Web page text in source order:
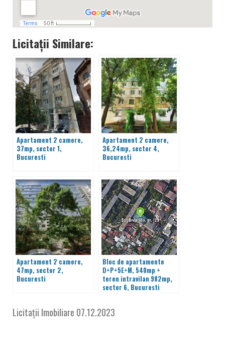
Licitații Similare:
Apartament 2 camere,
37mp, sector 1,
Bucuresti
Apartament 2 camere,
36,24mp, sector 4,
Bucuresti
Apartament 2 camere,
47mp, sector 2,
Bucuresti
Bloc de apartamente
D+P+5E+M, 540mp +
teren intravilan 982mp,
sector 6, Bucuresti
Licitații Imobiliare 07.12.2023